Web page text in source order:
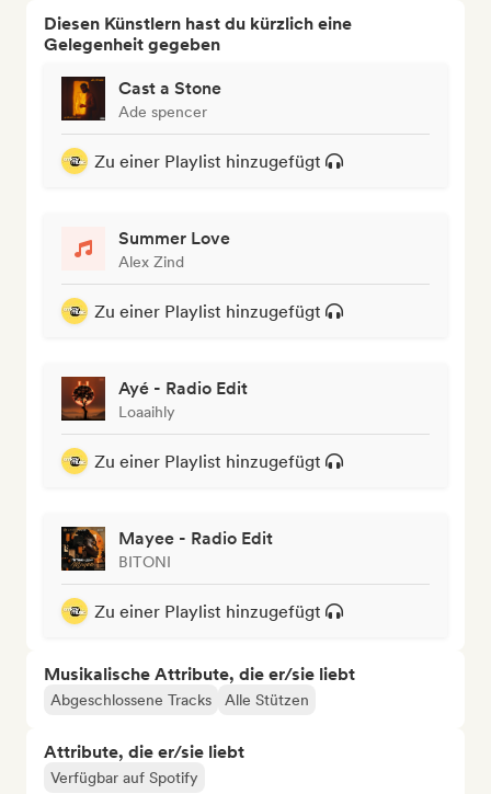
Diesen Künstlern hast du kürzlich eine
Gelegenheit gegeben
Cast a Stone
Ade spencer
Zu einer Playlist hinzugefügt
Summer Love
Alex Zind
Zu einer Playlist hinzugefügt
Ayé - Radio Edit
Loaaihly
Zu einer Playlist hinzugefügt
Mayee - Radio Edit
BITONI
Zu einer Playlist hinzugefügt
Musikalische Attribute, die er/sie liebt
Abgeschlossene Tracks Alle Stützen
Attribute, die er/sie liebt
Verfügbar auf Spotify